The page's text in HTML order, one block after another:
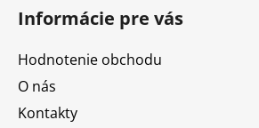
Informácie pre vás
Hodnotenie obchodu
O nás
Kontakty